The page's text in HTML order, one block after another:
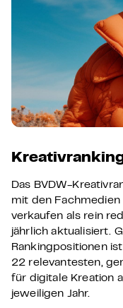
Das BVDW-
mit den
verkaufen als rein
jährlich aktualisiert.
Rankingpositionen
22 relevantesten,
für digitale Kreation
jeweiligen Jahr.